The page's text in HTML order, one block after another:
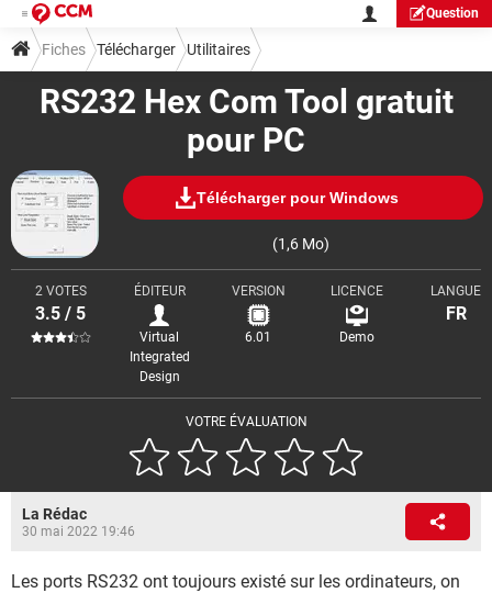
Question
RS232 Hex Com Tool gratuit
pour PC
Télécharger pour Windows
(1,6 Mo)
VOTRE ÉVALUATION
2 VOTES
3.5 / 5
ÉDITEUR
Virtual
Integrated
Design
VERSION
6.01
LICENCE
Demo
LANGUE
FR
Fiches Télécharger Utilitaires
La Rédac
30 mai 2022 19:46
Les ports RS232 ont toujours existé sur les ordinateurs, on